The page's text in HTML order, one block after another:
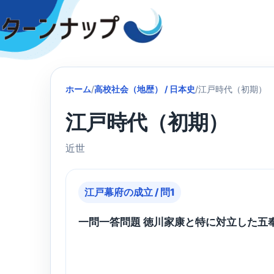
to
content
ホーム/高校社会（地歴） / 日本史/江戸時代（初期）
江戸時代（初期）
近世
江戸幕府の成立 / 問1
一問一答問題 徳川家康と特に対立した五